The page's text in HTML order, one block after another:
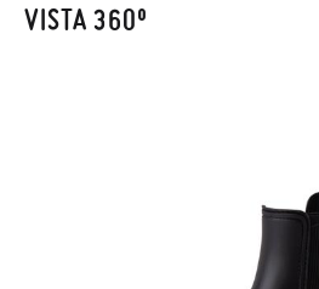
recogeremos la primera, sin gastos,
encargamos de enviarte un
VISTA 360º